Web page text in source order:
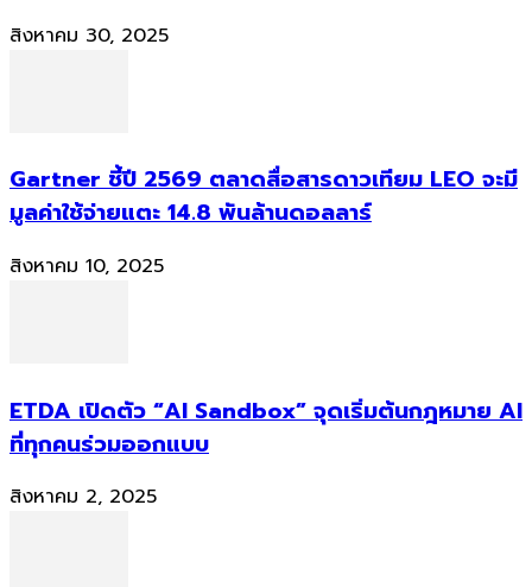
สิงหาคม 30, 2025
Gartner ชี้ปี 2569 ตลาดสื่อสารดาวเทียม LEO จะมี
มูลค่าใช้จ่ายแตะ 14.8 พันล้านดอลลาร์
สิงหาคม 10, 2025
ETDA เปิดตัว “AI Sandbox” จุดเริ่มต้นกฎหมาย AI
ที่ทุกคนร่วมออกแบบ
สิงหาคม 2, 2025